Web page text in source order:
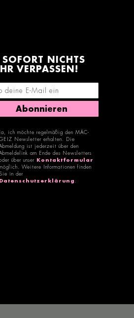
NICHTS
VERPASSEN!
Adresse eingeben
Abonnieren
Ja, ich möchte regelmäßig den MÄC-
Newsletter erhalten. Die
ist jederzeit über den
am Ende des Newsletters
über unser
Kontaktformular
Weitere Informationen finden
Sie in der
Datenschutzerklärung .